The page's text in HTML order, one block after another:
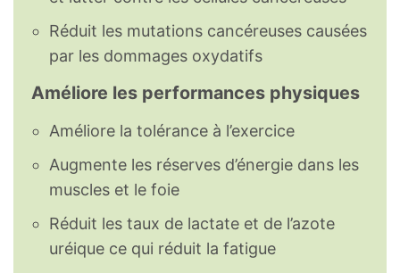
Réduit les mutations cancéreuses causées
par les dommages oxydatifs
Améliore les performances physiques
Améliore la tolérance à l’exercice
Augmente les réserves d’énergie dans les
muscles et le foie
Réduit les taux de lactate et de l’azote
uréique ce qui réduit la fatigue